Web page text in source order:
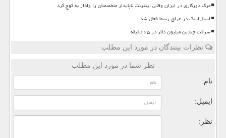
مرگ دورکاری در ایران وقتی اینترنت ناپایدار متخصصان را وادار به کوچ کرد
استارلینک در عراق رسما فعال شد
سرقت چندین میلیون دلار در ۲۵ دقیقه
نظرات بینندگان در مورد این مطلب
نظر شما در مورد این مطلب
نام:
ایمیل:
نظر: